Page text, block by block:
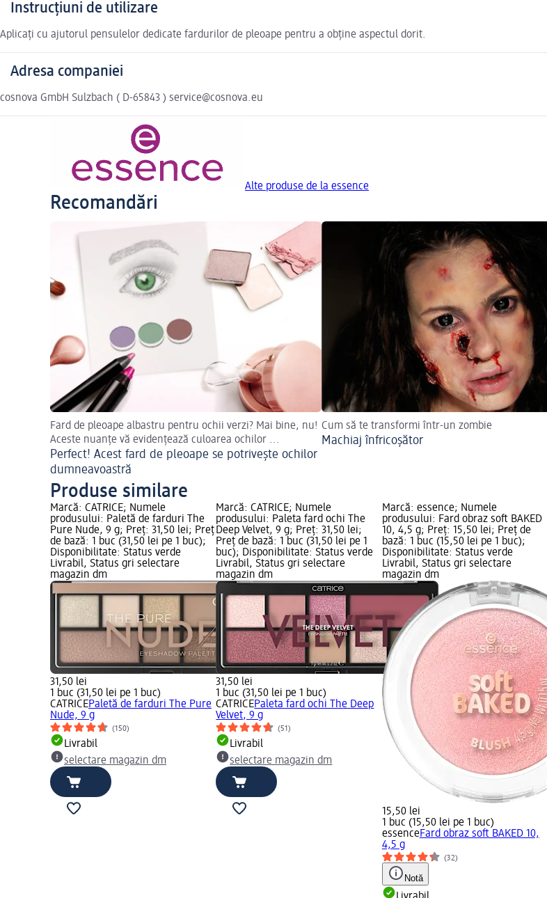
Instrucțiuni de utilizare
Aplicați cu ajutorul pensulelor dedicate fardurilor de pleoape pentru a obține aspectul dorit.
Adresa companiei
cosnova GmbH Sulzbach ( D-65843 ) service@cosnova.eu
Alte produse de la essence
Recomandări
Fard de pleoape albastru pentru ochii verzi? Mai bine, nu!
Aceste nuanțe vă evidențează culoarea ochilor ...
Perfect! Acest fard de pleoape se potrivește ochilor
dumneavoastră
Cum să te transformi într-un zombie
Machiaj înfricoșător
Produse similare
Marcă: CATRICE; Numele
produsului: Paletă de farduri The
Pure Nude, 9 g; Preț: 31,50 lei; Preț
de bază: 1 buc (31,50 lei pe 1 buc);
Disponibilitate: Status verde
Livrabil, Status gri selectare
magazin dm
31,50 lei
1 buc (31,50 lei pe 1 buc)
CATRICEPaletă de farduri The Pure
Nude, 9 g
(150)
Livrabil
selectare magazin dm
Marcă: CATRICE; Numele
produsului: Paleta fard ochi The
Deep Velvet, 9 g; Preț: 31,50 lei;
Preț de bază: 1 buc (31,50 lei pe 1
buc); Disponibilitate: Status verde
Livrabil, Status gri selectare
magazin dm
31,50 lei
1 buc (31,50 lei pe 1 buc)
CATRICEPaleta fard ochi The Deep
Velvet, 9 g
(51)
Livrabil
selectare magazin dm
Marcă: essence; Numele
produsului: Fard obraz soft BAKED
10, 4,5 g; Preț: 15,50 lei; Preț de
bază: 1 buc (15,50 lei pe 1 buc);
Disponibilitate: Status verde
Livrabil, Status gri selectare
magazin dm
15,50 lei
1 buc (15,50 lei pe 1 buc)
essenceFard obraz soft BAKED 10,
4,5 g
(32)
Notă